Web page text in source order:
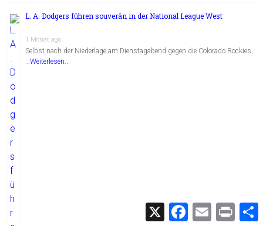
L. A. Dodgers führen souverän in der National League West
1 Monat ago
Selbst nach der Niederlage am Dienstagabend gegen die Colorado Rockies,
…Weiterlesen...
X
F
E
m
P